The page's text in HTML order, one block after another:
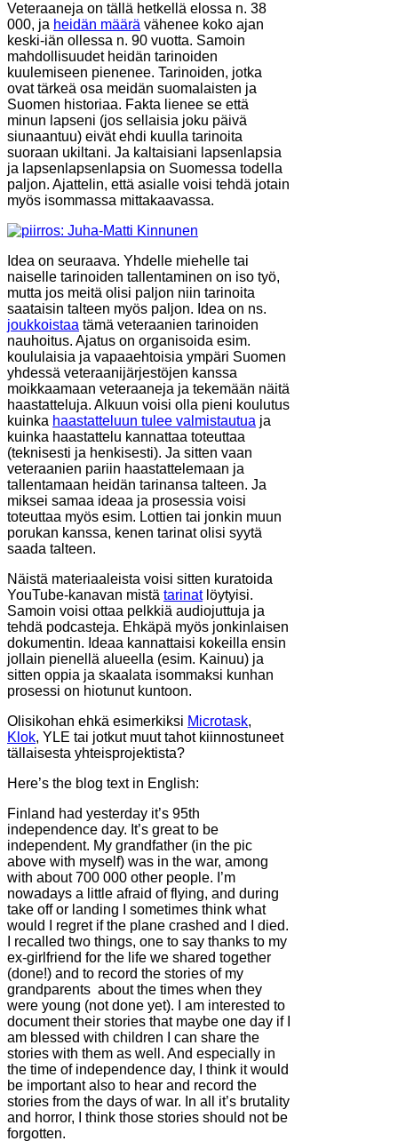
Veteraaneja on tällä hetkellä elossa n. 38
000, ja heidän määrä vähenee koko ajan
keski-iän ollessa n. 90 vuotta. Samoin
mahdollisuudet heidän tarinoiden
kuulemiseen pienenee. Tarinoiden, jotka
ovat tärkeä osa meidän suomalaisten ja
Suomen historiaa. Fakta lienee se että
minun lapseni (jos sellaisia joku päivä
siunaantuu) eivät ehdi kuulla tarinoita
suoraan ukiltani. Ja kaltaisiani lapsenlapsia
ja lapsenlapsenlapsia on Suomessa todella
paljon. Ajattelin, että asialle voisi tehdä jotain
myös isommassa mittakaavassa.
Idea on seuraava. Yhdelle miehelle tai
naiselle tarinoiden tallentaminen on iso työ,
mutta jos meitä olisi paljon niin tarinoita
saataisin talteen myös paljon. Idea on ns.
joukkoistaa tämä veteraanien tarinoiden
nauhoitus. Ajatus on organisoida esim.
koululaisia ja vapaaehtoisia ympäri Suomen
yhdessä veteraanijärjestöjen kanssa
moikkaamaan veteraaneja ja tekemään näitä
haastatteluja. Alkuun voisi olla pieni koulutus
kuinka haastatteluun tulee valmistautua ja
kuinka haastattelu kannattaa toteuttaa
(teknisesti ja henkisesti). Ja sitten vaan
veteraanien pariin haastattelemaan ja
tallentamaan heidän tarinansa talteen. Ja
miksei samaa ideaa ja prosessia voisi
toteuttaa myös esim. Lottien tai jonkin muun
porukan kanssa, kenen tarinat olisi syytä
saada talteen.
Näistä materiaaleista voisi sitten kuratoida
YouTube-kanavan mistä tarinatlöytyisi.
Samoin voisi ottaa pelkkiä audiojuttuja ja
tehdä podcasteja. Ehkäpä myös jonkinlaisen
dokumentin. Ideaa kannattaisi kokeilla ensin
jollain pienellä alueella (esim. Kainuu) ja
sitten oppia ja skaalata isommaksi kunhan
prosessi on hiotunut kuntoon.
Olisikohan ehkä esimerkiksi Microtask,
Klok, YLE tai jotkut muut tahot kiinnostuneet
tällaisesta yhteisprojektista?
Here’s the blog text in English:
Finland had yesterday it’s 95th
independence day. It’s great to be
independent. My grandfather (in the pic
above with myself) was in the war, among
with about 700 000 other people. I’m
nowadays a little afraid of flying, and during
take off or landing I sometimes think what
would I regret if the plane crashed and I died.
I recalled two things, one to say thanks to my
ex-girlfriend for the life we shared together
(done!) and to record the stories of my
grandparents about the times when they
were young (not done yet). I am interested to
document their stories that maybe one day if I
am blessed with children I can share the
stories with them as well. And especially in
the time of independence day, I think it would
be important also to hear and record the
stories from the days of war. In all it’s brutality
and horror, I think those stories should not be
forgotten.